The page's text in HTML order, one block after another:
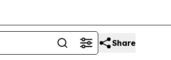
Share